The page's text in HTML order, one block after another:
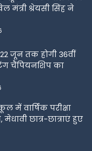
मंत्री श्रेयसी सिंह ने
जून तक होगी 36वीं
चैंपियनशिप का
में वार्षिक परीक्षा
छात्र-छात्राएं हुए